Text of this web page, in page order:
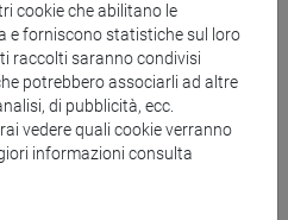
antico tra
e Iraq Museum
cookie che abilitano le
e forniscono statistiche sul loro
raccolti saranno condivisi
potrebbero associarli ad altre
di pubblicità, ecc.
vedere quali cookie verranno
informazioni consulta